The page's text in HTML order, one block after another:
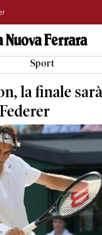
Sport
la finale sarà